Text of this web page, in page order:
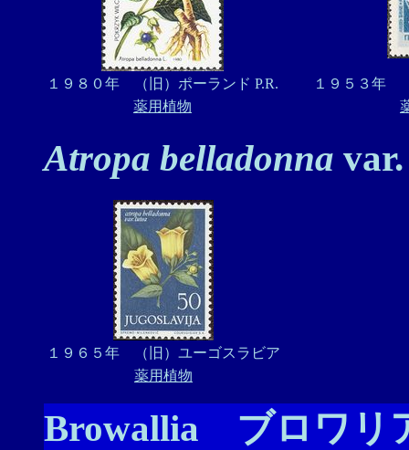
１９８０年 （旧）ポーランド P.R.
１９５３年
薬用植物
Atropa belladonna
１９６５年 （旧）ユーゴスラビア
薬用植物
Browallia ブロワリ